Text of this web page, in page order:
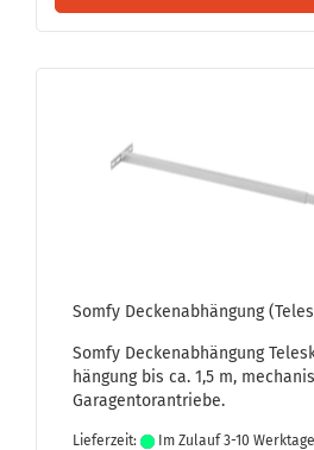
Somfy De­cken­ab­hän­gung
Somfy De­cken­ab­hän­gung
hän­gung bis ca. 1,5 m,
Ga­ra­gen­tor­an­trie­be.
Lieferzeit:
Im Zulauf 3-10